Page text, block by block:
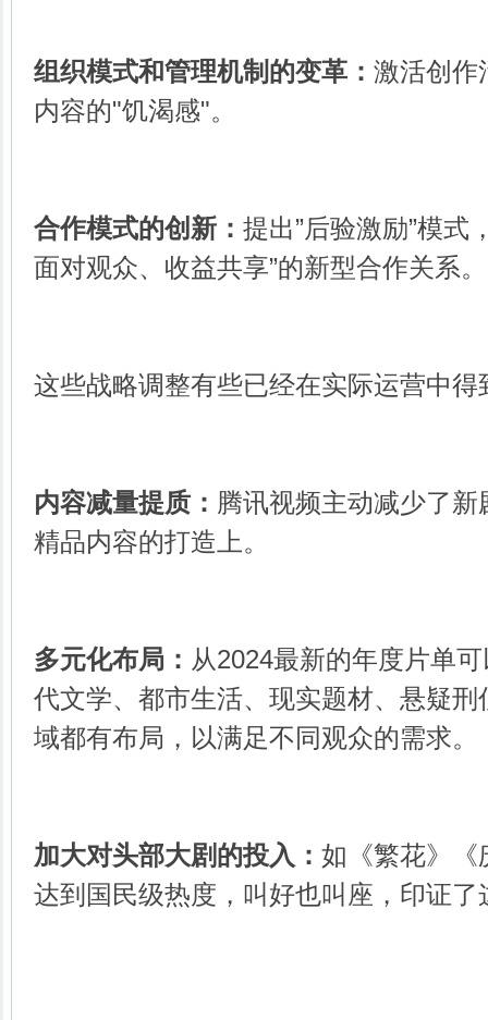
组织模式和管理机制的变革： 激活创作
内容的"饥渴感"。
合作模式的创新： 提出”后验激励”模式
面对观众、收益共享”的新型合作关系。
这些战略调整有些已经在实际运营中得
内容减量提质： 腾讯视频主动减少了
精品内容的打造上。
多元化布局： 从2024最新的年度片单
代文学、都市生活、现实题材、悬疑
域都有布局，以满足不同观众的需求。
加大对头部大剧的投入： 如《繁花》《
达到国民级热度，叫好也叫座，印证